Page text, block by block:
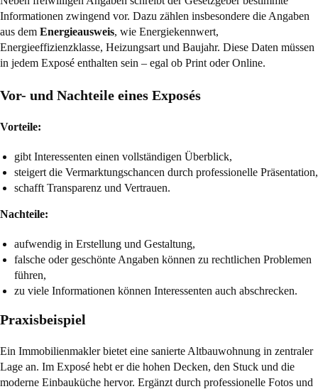
Informationen zwingend vor. Dazu zählen insbesondere die Angaben
aus dem Energieausweis, wie Energiekennwert,
Energieeffizienzklasse, Heizungsart und Baujahr. Diese Daten müssen
in jedem Exposé enthalten sein – egal ob Print oder Online.
Vor- und Nachteile eines Exposés
Vorteile:
gibt Interessenten einen vollständigen Überblick,
steigert die Vermarktungschancen durch professionelle Präsentation,
schafft Transparenz und Vertrauen.
Nachteile:
aufwendig in Erstellung und Gestaltung,
falsche oder geschönte Angaben können zu rechtlichen Problemen
führen,
zu viele Informationen können Interessenten auch abschrecken.
Praxisbeispiel
Ein Immobilienmakler bietet eine sanierte Altbauwohnung in zentraler
Lage an. Im Exposé hebt er die hohen Decken, den Stuck und die
moderne Einbauküche hervor. Ergänzt durch professionelle Fotos und